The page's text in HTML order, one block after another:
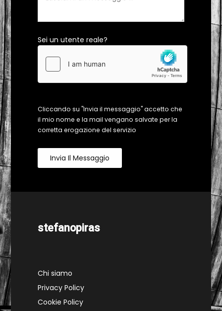
Sei un utente reale?
Cliccando su "Invia il messaggio" accetto che
il mio nome e la mail vengano salvate per la
corretta erogazione del servizio
Invia Il Messaggio
stefanopiras
Chi siamo
Privacy Policy
Cookie Policy